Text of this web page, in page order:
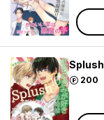
Splush
200
ポイント